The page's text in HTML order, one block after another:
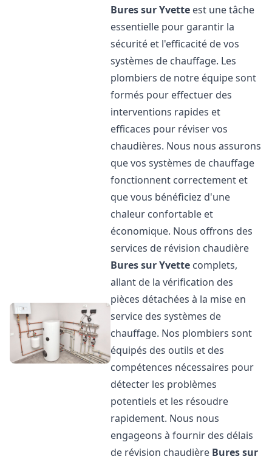
Bures sur Yvette est une tâche
essentielle pour garantir la
sécurité et l'efficacité de vos
systèmes de chauffage. Les
plombiers de notre équipe sont
formés pour effectuer des
interventions rapides et
efficaces pour réviser vos
chaudières. Nous nous assurons
que vos systèmes de chauffage
fonctionnent correctement et
que vous bénéficiez d'une
chaleur confortable et
économique. Nous offrons des
services de révision chaudière
Bures sur Yvette complets,
allant de la vérification des
pièces détachées à la mise en
service des systèmes de
chauffage. Nos plombiers sont
équipés des outils et des
compétences nécessaires pour
détecter les problèmes
potentiels et les résoudre
rapidement. Nous nous
engageons à fournir des délais
de révision chaudière Bures sur